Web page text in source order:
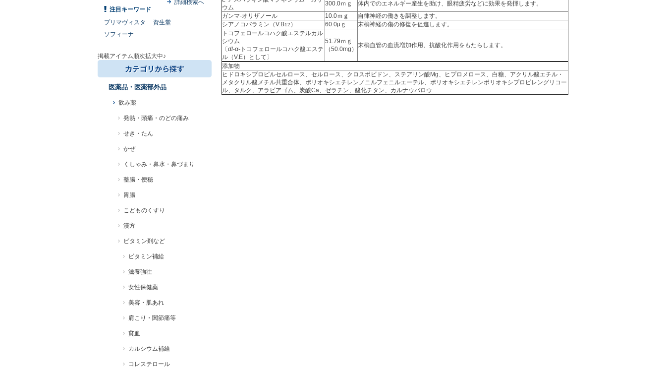
ウム
300.0ｍｇ
体内でのエネルギー産生を助け、眼精疲労などに効果を発揮します。
ガンマ‐オリザノール
10.0ｍｇ
自律神経の働きを調整します。
シアノコバラミン（V.B12 ） 60.0μｇ
末梢神経の傷の修復を促進します。
トコフェロールコハク酸エステルカル
シウム
〔dl-α-トコフェロールコハク酸エステ
ル（V.E）として〕
51.79ｍｇ
（50.0mg）
末梢血管の血流増加作用、抗酸化作用をもたらします。
添加物
ヒドロキシプロピルセルロース、セルロース、クロスポビドン、ステアリン酸Mg、ヒプロメロース、白糖、アクリル酸エチル・
メタクリル酸メチル共重合体、ポリオキシエチレンノニルフェニルエーテル、ポリオキシエチレンポリオキシプロピレングリコー
ル、タルク、アラビアゴム、炭酸Ca、ゼラチン、酸化チタン、カルナウバロウ
詳細検索へ
注目キーワード
プリマヴィスタ
資生堂
ソフィーナ
掲載アイテム順次拡大中♪
医薬品・医薬部外品
飲み薬
発熱・頭痛・のどの痛み
せき・たん
かぜ
くしゃみ・鼻水・鼻づまり
整腸・便秘
胃腸
こどものくすり
漢方
ビタミン剤など
ビタミン補給
滋養強壮
女性保健薬
美容・肌あれ
肩こり・関節痛等
貧血
カルシウム補給
コレステロール